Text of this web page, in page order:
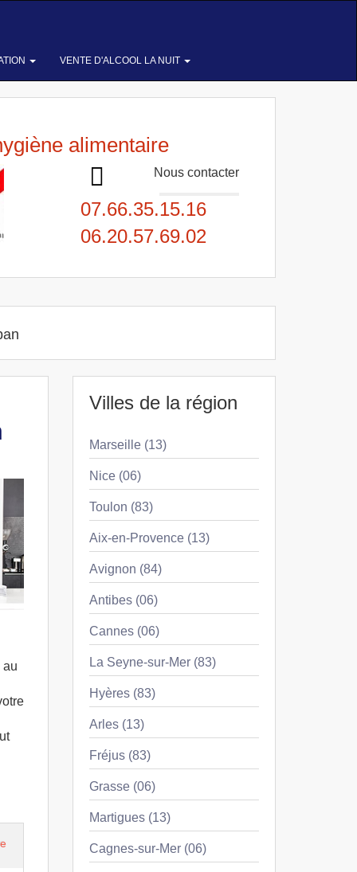
VENTE D'ALCOOL LA NUIT
alimentaire
Nous contacter
07.66.35.15.16
06.20.57.69.02
au
Villes de la région
Marseille (13)
Nice (06)
Toulon (83)
Aix-en-Provence (13)
Avignon (84)
Antibes (06)
Cannes (06)
La Seyne-sur-Mer (83)
Hyères (83)
Arles (13)
Fréjus (83)
Grasse (06)
Martigues (13)
Cagnes-sur-Mer (06)